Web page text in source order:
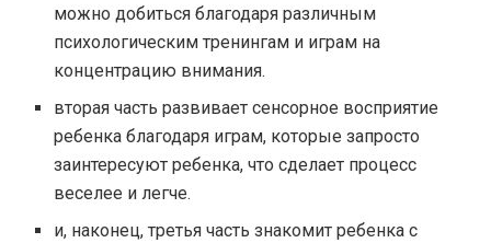
можно добиться благодаря различным
психологическим тренингам и играм на
концентрацию внимания.
вторая часть развивает сенсорное восприятие
ребенка благодаря играм, которые запросто
заинтересуют ребенка, что сделает процесс
веселее и легче.
и, наконец, третья часть знакомит ребенка с